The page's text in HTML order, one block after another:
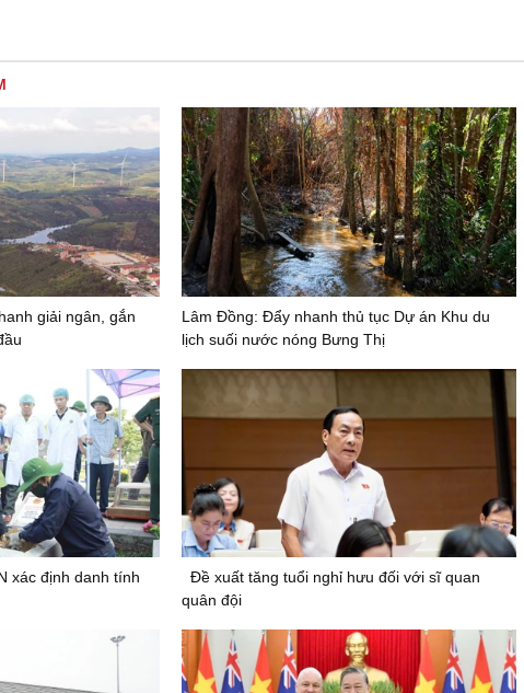
giải ngân, gắn
Lâm Đồng: Đẩy nhanh thủ tục Dự án Khu du
lịch suối nước nóng Bưng Thị
xác định danh tính
Đề xuất tăng tuổi nghỉ hưu đối với sĩ quan
quân đội